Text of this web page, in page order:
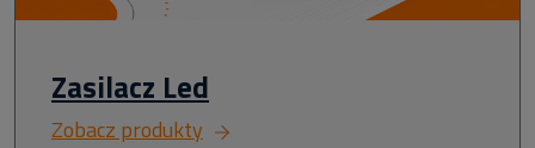
Zasilacz Led
Zobacz produkty